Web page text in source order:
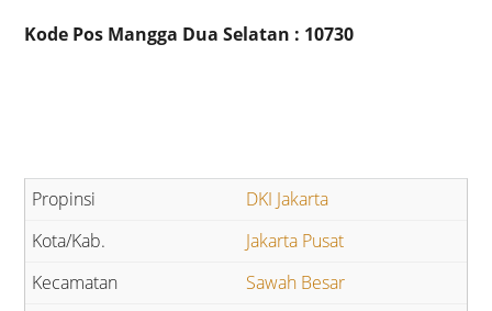
Kode Pos Mangga Dua Selatan : 10730
DKI Jakarta
Jakarta Pusat
Sawah Besar